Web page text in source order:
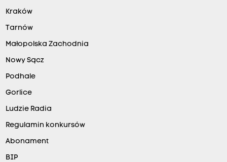
Kraków
Tarnów
Małopolska Zachodnia
Nowy Sącz
Podhale
Gorlice
Ludzie Radia
Regulamin konkursów
Abonament
BIP